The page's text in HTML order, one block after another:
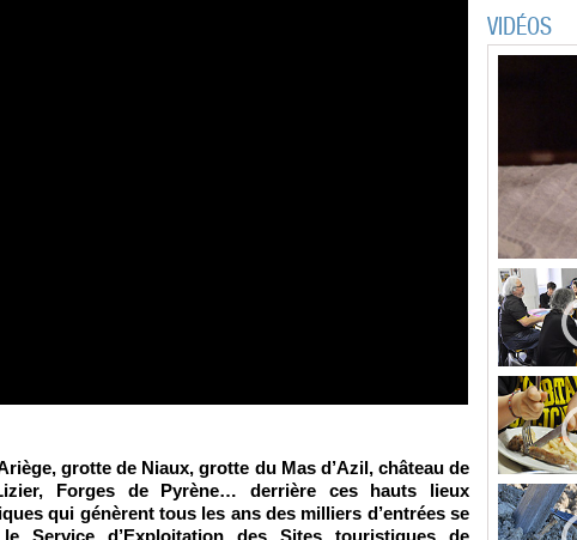
grotte de Niaux, grotte du Mas d’Azil, château de
Forges de Pyrène… derrière ces hauts lieux
qui génèrent tous les ans des milliers d’entrées se
le Service d’Exploitation des Sites touristiques de
VIDÉOS